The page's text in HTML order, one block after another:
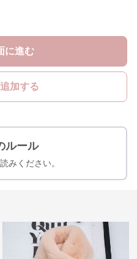
に進む
加する
ルール
みください。